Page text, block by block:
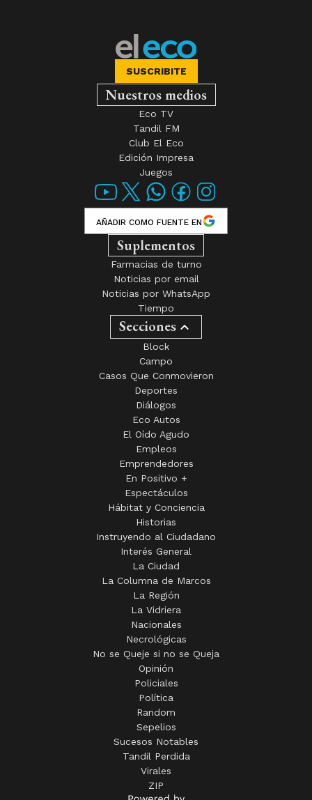
SUSCRIBITE
Nuestros medios
Eco TV
Tandil FM
Club El Eco
Edición Impresa
Juegos
AÑADIR COMO FUENTE EN
Suplementos
Farmacias de turno
Noticias por email
Noticias por WhatsApp
Tiempo
Secciones
Block
Campo
Casos Que Conmovieron
Deportes
Diálogos
Eco Autos
El Oído Agudo
Empleos
Emprendedores
En Positivo +
Espectáculos
Hábitat y Conciencia
Historias
Instruyendo al Ciudadano
Interés General
La Ciudad
La Columna de Marcos
La Región
La Vidriera
Nacionales
Necrológicas
No se Queje si no se Queja
Opinión
Policiales
Política
Random
Sepelios
Sucesos Notables
Tandil Perdida
Virales
ZIP